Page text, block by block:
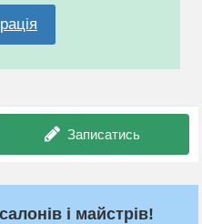
Записатись
і майстрів!